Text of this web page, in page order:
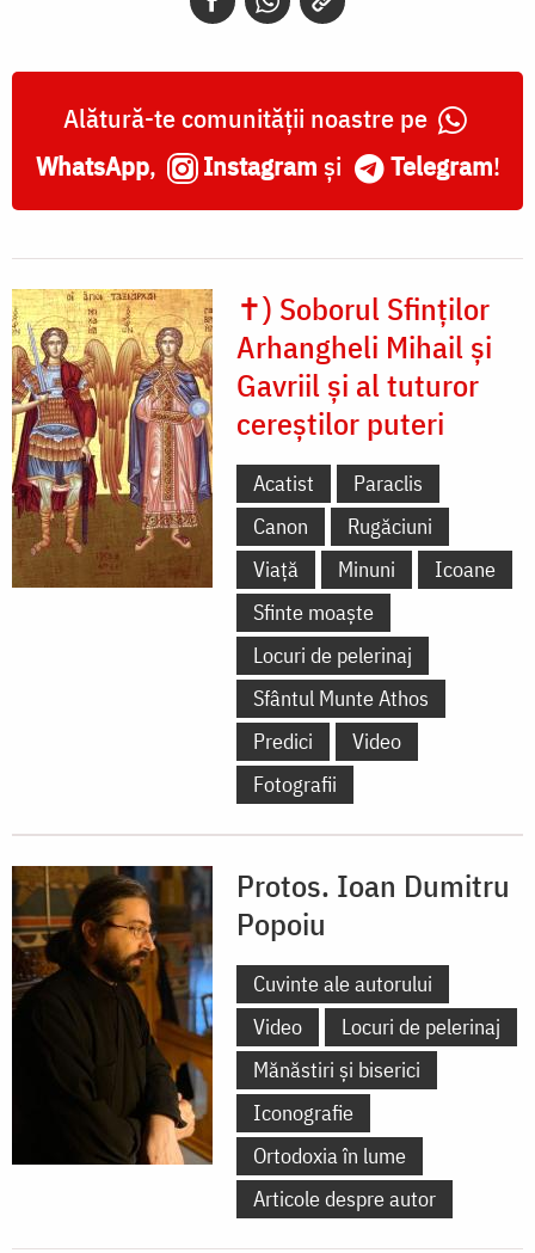
Alătură-te comunității noastre pe
WhatsApp, Instagram și Telegram!
✝) Soborul Sfinților
Arhangheli Mihail și
Gavriil și al tuturor
cereștilor puteri
Acatist
Paraclis
Canon
Rugăciuni
Viață
Minuni
Icoane
Sfinte moaște
Locuri de pelerinaj
Sfântul Munte Athos
Predici
Video
Fotografii
Protos. Ioan Dumitru
Popoiu
Cuvinte ale autorului
Video
Locuri de pelerinaj
Mănăstiri și biserici
Iconografie
Ortodoxia în lume
Articole despre autor